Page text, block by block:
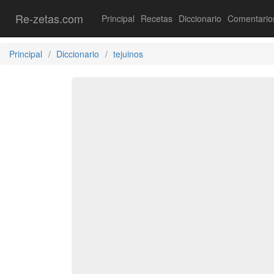
Re-zetas.com Principal Recetas Diccionario
Principal Diccionario tejuinos